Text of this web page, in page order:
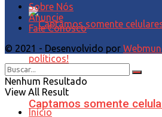
Captamos somente
Sobre Nós
Anuncie
Fale Conosco
© 2021 - Desenvolvido por
Nenhum Resultado
View All Result
Início